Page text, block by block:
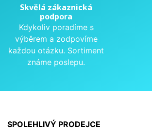
Skvělá zákaznická
podpora
Kdykoliv poradíme s
výběrem a zodpovíme
každou otázku. Sortiment
známe poslepu.
SPOLEHLIVÝ PRODEJCE